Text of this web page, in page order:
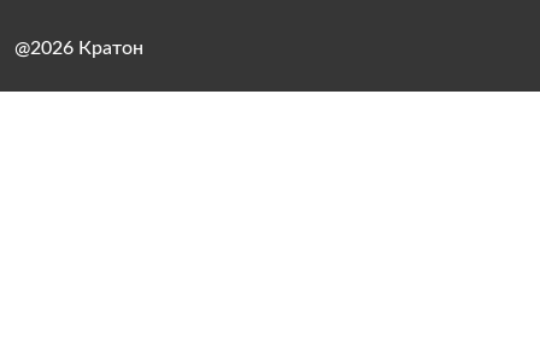
@2026 Кратон